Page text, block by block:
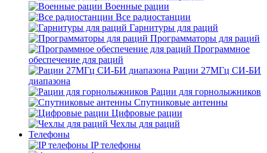
Военные рации
Все радиостанции
Гарнитуры для раций
Программаторы для раций
Программное
обеспечение для раций
Рации 27МГц СИ-БИ
диапазона
Рации для горнолыжников
Спутниковые антенны
Цифровые рации
Чехлы для раций
Телефоны
IP телефоны